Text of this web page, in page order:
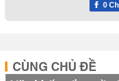
0
CÙNG CHỦ ĐỀ